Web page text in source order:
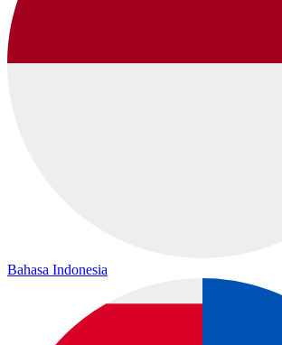
Bahasa Indonesia